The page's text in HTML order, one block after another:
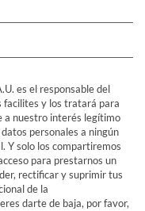
es el responsable del
facilites y los tratará para
a nuestro interés legítimo
personales a ningún
Y solo los compartiremos
para prestarnos un
rectificar y suprimir tus
de la
darte de baja, por favor,